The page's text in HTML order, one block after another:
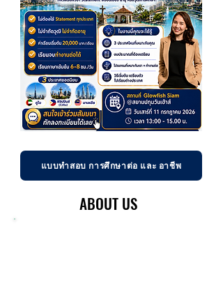
แบบทำสอบ การศึกษาต่อ และ อาชีพ
ABOUT US